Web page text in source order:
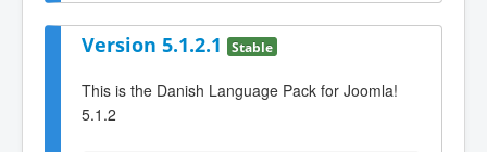
Version 5.1.2.1 Stable
This is the Danish Language Pack for Joomla!
5.1.2